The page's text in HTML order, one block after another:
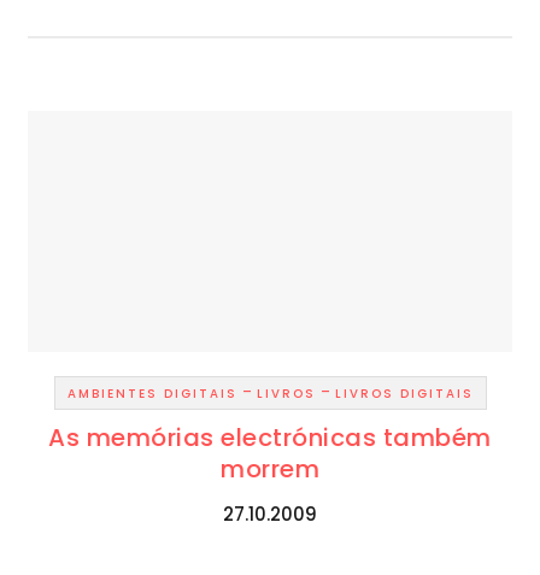
AMBIENTES DIGITAIS - LIVROS - LIVROS DIGITAIS
As memórias electrónicas também
morrem
27.10.2009